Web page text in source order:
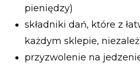
pieniędzy)
składniki dań, które z
każdym sklepie,
przyzwolenie na